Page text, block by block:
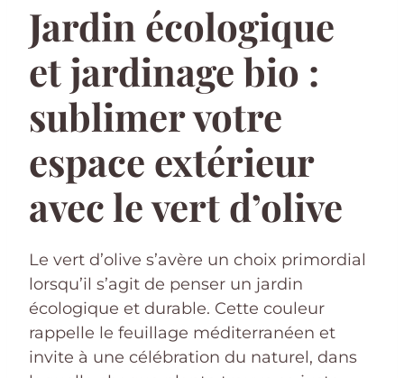
Jardin écologique
et jardinage bio :
sublimer votre
espace extérieur
avec le vert d’olive
Le vert d’olive s’avère un choix primordial
lorsqu’il s’agit de penser un jardin
écologique et durable. Cette couleur
rappelle le feuillage méditerranéen et
invite à une célébration du naturel, dans